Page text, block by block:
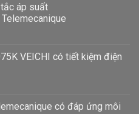
áp suất
VEICHI có tiết kiệm điện
có đáp ứng môi